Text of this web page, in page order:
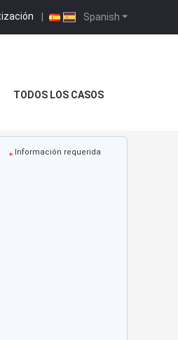
Spanish
|
TODOS LOS CASOS
Información requerida